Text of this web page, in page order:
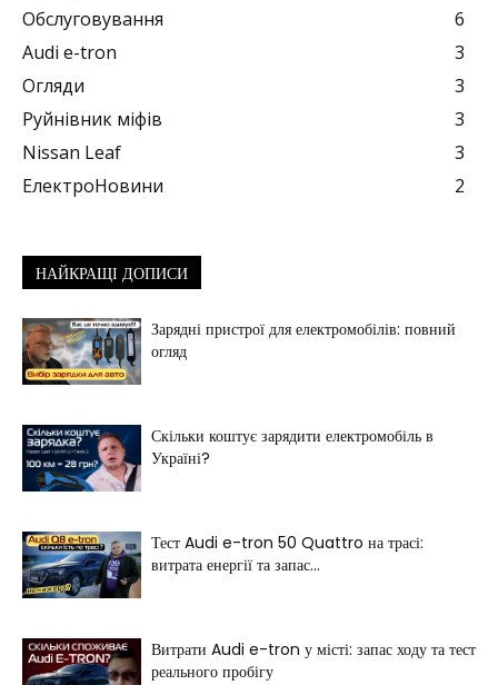
Обслуговування
6
Audi e-tron
3
Огляди
3
Руйнівник міфів
3
Nissan Leaf
3
ЕлектроНовини
2
НАЙКРАЩІ ДОПИСИ
Зарядні пристрої для електромобілів: повний
огляд
Скільки коштує зарядити електромобіль в
Україні?
Тест Audi e-tron 50 Quattro на трасі:
витрата енергії та запас...
Витрати Audi e-tron у місті: запас ходу та тест
реального пробігу